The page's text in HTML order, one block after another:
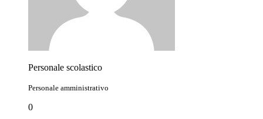
Personale scolastico
Personale amministrativo
0